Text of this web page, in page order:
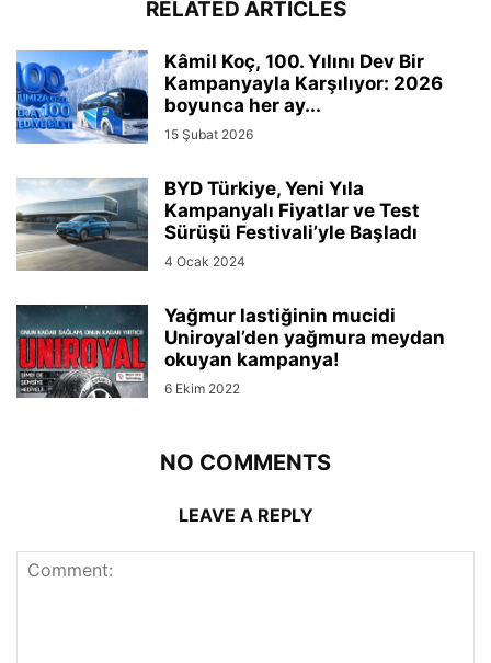
RELATED ARTICLES
Kâmil Koç, 100. Yılını Dev Bir
Kampanyayla Karşılıyor: 2026
boyunca her ay...
15 Şubat 2026
BYD Türkiye, Yeni Yıla
Kampanyalı Fiyatlar ve Test
Sürüşü Festivali’yle Başladı
4 Ocak 2024
Yağmur lastiğinin mucidi
Uniroyal’den yağmura meydan
okuyan kampanya!
6 Ekim 2022
NO COMMENTS
LEAVE A REPLY